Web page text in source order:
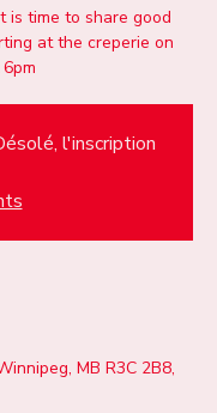
is time to share good
at the creperie on
l'inscription
MB R3C 2B8,